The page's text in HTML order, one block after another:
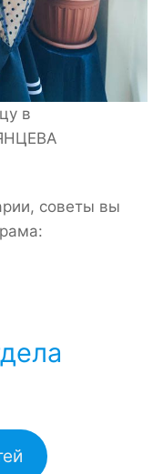
в
советы вы